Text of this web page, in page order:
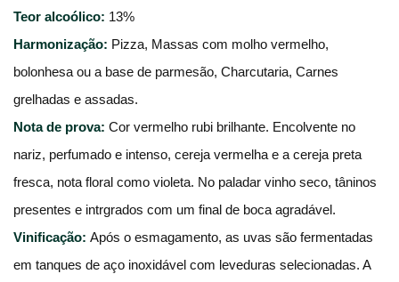
Teor alcoólico: 13%
Harmonização: Pizza, Massas com molho vermelho,
bolonhesa ou a base de parmesão, Charcutaria, Carnes
grelhadas e assadas.
Nota de prova: Cor vermelho rubi brilhante. Encolvente no
nariz, perfumado e intenso, cereja vermelha e a cereja preta
fresca, nota floral como violeta. No paladar vinho seco, tâninos
presentes e intrgrados com um final de boca agradável.
Vinificação: Após o esmagamento, as uvas são fermentadas
em tanques de aço inoxidável com leveduras selecionadas. A